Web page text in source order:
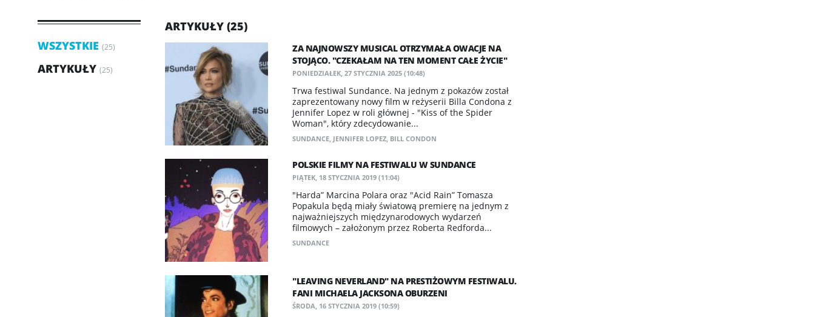
WSZYSTKIE (25)
ARTYKUŁY (25)
ARTYKUŁY (25)
ZA NAJNOWSZY MUSICAL OTRZYMAŁA OWACJE NA
STOJĄCO. "CZEKAŁAM NA TEN MOMENT CAŁE ŻYCIE"
PONIEDZIAŁEK, 27 STYCZNIA 2025 (10:48)
Trwa festiwal Sundance. Na jednym z pokazów został
zaprezentowany nowy film w reżyserii Billa Condona z
Jennifer Lopez w roli głównej - "Kiss of the Spider
Woman", który zdecydowanie...
SUNDANCE, JENNIFER LOPEZ, BILL CONDON
POLSKIE FILMY NA FESTIWALU W SUNDANCE
PIĄTEK, 18 STYCZNIA 2019 (11:04)
"Harda” Marcina Polara oraz "Acid Rain” Tomasza
Popakula będą miały światową premierę na jednym z
najważniejszych międzynarodowych wydarzeń
filmowych – założonym przez Roberta Redforda...
SUNDANCE
"LEAVING NEVERLAND" NA PRESTIŻOWYM FESTIWALU.
FANI MICHAELA JACKSONA OBURZENI
ŚRODA, 16 STYCZNIA 2019 (10:59)